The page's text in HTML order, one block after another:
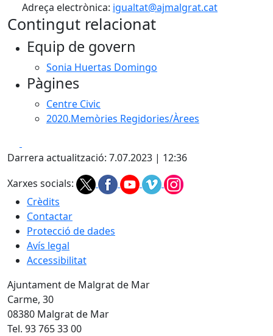
Adreça electrònica: igualtat@ajmalgrat.cat
Contingut relacionat
Equip de govern
Sonia Huertas Domingo
Pàgines
Centre Civic
2020.Memòries Regidories/Àrees
Darrera actualització: 7.07.2023 | 12:36
Xarxes socials:
Crèdits
Contactar
Protecció de dades
Avís legal
Accessibilitat
Ajuntament de Malgrat de Mar
Carme, 30
08380 Malgrat de Mar
Tel. 93 765 33 00